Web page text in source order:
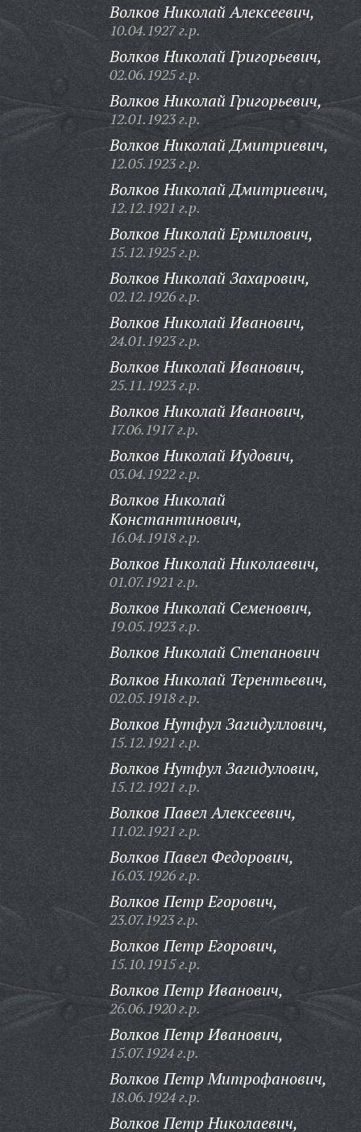
Волков Николай Алексеевич,
10.04.1927 г.р.
Волков Николай Григорьевич,
02.06.1925 г.р.
Волков Николай Григорьевич,
12.01.1923 г.р.
Волков Николай Дмитриевич,
12.05.1923 г.р.
Волков Николай Дмитриевич,
12.12.1921 г.р.
Волков Николай Ермилович,
15.12.1925 г.р.
Волков Николай Захарович,
02.12.1926 г.р.
Волков Николай Иванович,
24.01.1923 г.р.
Волков Николай Иванович,
25.11.1923 г.р.
Волков Николай Иванович,
17.06.1917 г.р.
Волков Николай Иудович,
03.04.1922 г.р.
Волков Николай
Константинович,
16.04.1918 г.р.
Волков Николай Николаевич,
01.07.1921 г.р.
Волков Николай Семенович,
19.05.1923 г.р.
Волков Николай Степанович
Волков Николай Терентьевич,
02.05.1918 г.р.
Волков Нутфул Загидуллович,
15.12.1921 г.р.
Волков Нутфул Загидулович,
15.12.1921 г.р.
Волков Павел Алексеевич,
11.02.1921 г.р.
Волков Павел Федорович,
16.03.1926 г.р.
Волков Петр Егорович,
23.07.1923 г.р.
Волков Петр Егорович,
15.10.1915 г.р.
Волков Петр Иванович,
26.06.1920 г.р.
Волков Петр Иванович,
15.07.1924 г.р.
Волков Петр Митрофанович,
18.06.1924 г.р.
Волков Петр Николаевич,